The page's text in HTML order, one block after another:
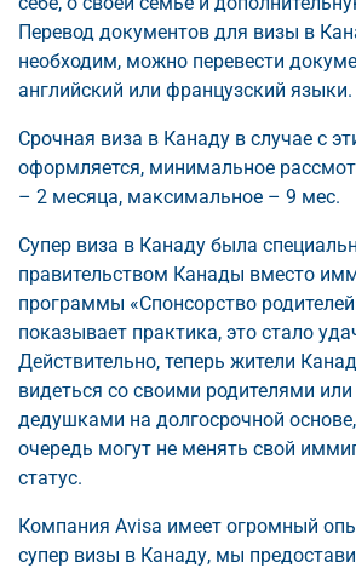
Перевод документов для визы в
необходим, можно перевести
английский или французский языки.
Срочная виза в Канаду в случае с
оформляется, минимальное
– 2 месяца, максимальное – 9 мес.
Супер виза в Канаду была
правительством Канады вместо
программы «Спонсорство
показывает практика, это стало
Действительно, теперь жители
видеться со своими родителями
дедушками на долгосрочной
очередь могут не менять свой
статус.
Компания Avisa имеет огромный
супер визы в Канаду, мы